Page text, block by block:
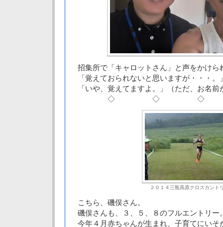
招集所で「キャロットさん」と声をかけら
「覚えておられないと思いますが・・・。
「いや、覚えてますよ。」（ただ、お名前
◇ ◇ ◇
２０１４三瓶高原クロスカント
こちら、磯俣さん。
磯俣さんも、３、５、８のフルエントリー
今年４月赤ちゃんが生まれ、子育てにいそ